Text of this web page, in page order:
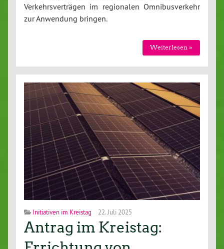
Ver­kehrs­ver­trä­gen im re­gio­na­len Om­ni­bus­ver­kehr
zur Anwendung bringen.
Wei­ter­le­sen »
Initiativen im Kreistag 22. Juli 2025
Antrag im Kreistag: